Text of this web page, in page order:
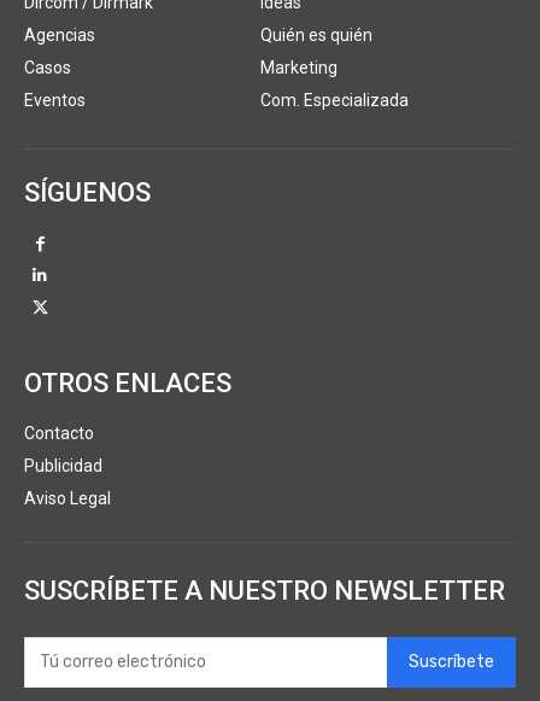
Agencias
Casos
Eventos
Quién es quién
Marketing
Com. Especializada
SÍGUENOS
OTROS ENLACES
Contacto
Publicidad
Aviso Legal
SUSCRÍBETE A NUESTRO NEWSLETTER
Suscríbete